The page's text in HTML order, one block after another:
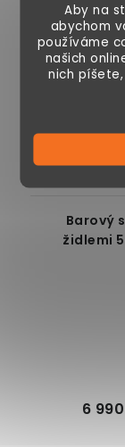
Aby na
abychom
používáme
našich
nich
stabilní,
Barový
židlemi
6